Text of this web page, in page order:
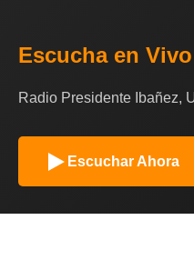
Escucha en Vivo
Radio Presidente Ibañez,
Escuchar Ahora